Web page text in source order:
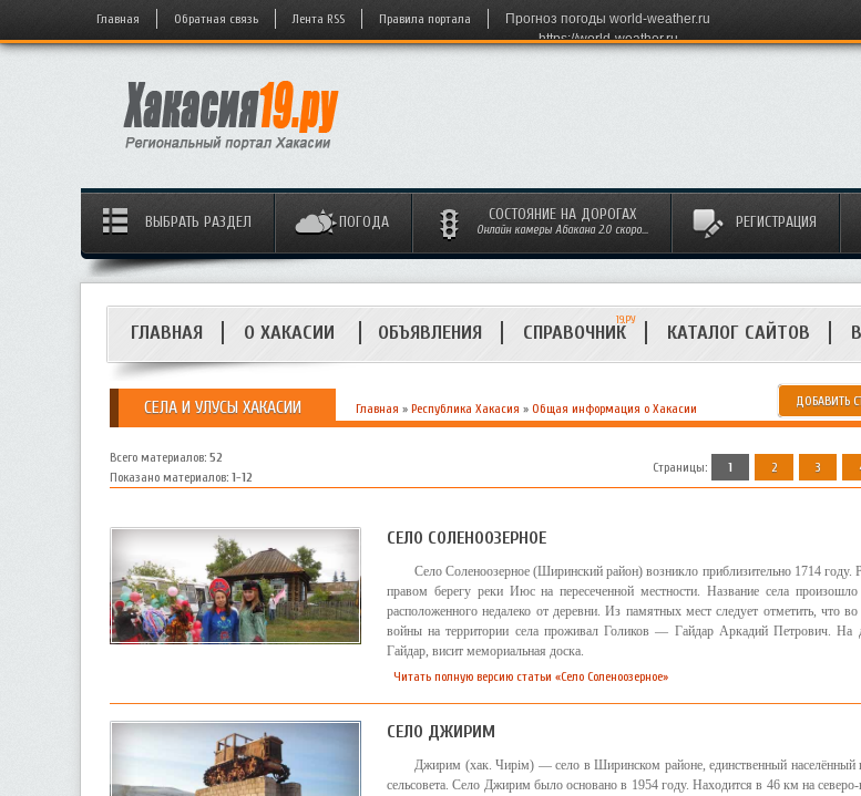
Главная Обратная связь Лента RSS Правила портала
Прогноз погоды world-weather.ru
https://world-weather.ru
ВЫБРАТЬ РАЗДЕЛ ПОГОДА СОСТОЯНИЕ НА ДОРОГАХ
Онлайн камеры Абакана 2.0 скоро... РЕГИСТРАЦИЯ
ГЛАВНАЯ О ХАКАСИИ ОБЪЯВЛЕНИЯ СПРАВОЧНИК
19.РУ
КАТАЛОГ САЙТОВ
СЕЛА И УЛУСЫ ХАКАСИИ Главная » Республика Хакасия » Общая информация о Хакасии ДОБАВИТЬ
Всего материалов: 52
Показано материалов: 1-12
Страницы: 1 2 3
СЕЛО СОЛЕНООЗЕРНОЕ
Село Соленоозерное (Ширинский район) возникло приблизительно 1714 году.
правом берегу реки Июс на пересеченной местности. Название села произошло
расположенного недалеко от деревни. Из памятных мест следует отметить, что
войны на территории села проживал Голиков — Гайдар Аркадий Петрович. На
Гайдар, висит мемориальная доска.
Читать полную версию статьи «Село Соленоозерное»
СЕЛО ДЖИРИМ
Джирим (хак. Чирiм) — село в Ширинском районе, единственный населённый
сельсовета. Село Джирим было основано в 1954 году. Находится в 46 км на северо-